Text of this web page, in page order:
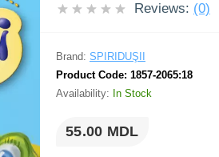
Reviews: (0)
Brand: SPIRIDUŞII
Product Code: 1857-2065:18
Availability: In Stock
55.00 MDL